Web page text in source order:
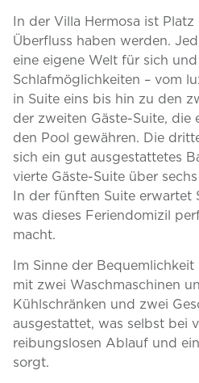
In der Villa Hermosa ist
Überfluss haben werden.
eine eigene Welt für sich
Schlafmöglichkeiten – vom
in Suite eins bis hin zu den
der zweiten Gäste-Suite, die
den Pool gewähren. Die
sich ein gut ausgestattetes
vierte Gäste-Suite über
In der fünften Suite erwartet
was dieses Feriendomizil
macht.
Im Sinne der
mit zwei Waschmaschinen
Kühlschränken und zwei
ausgestattet, was selbst bei
reibungslosen Ablauf und
sorgt.